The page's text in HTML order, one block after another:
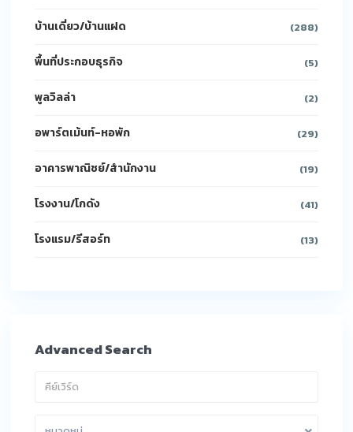
บ้านเดี่ยว/บ้านแฝด (288)
พื้นที่ประกอบธุรกิจ (5)
พูลวิลล่า (2)
อพาร์ตเม้นท์-หอพัก (29)
อาคารพาณิชย์/สำนักงาน (19)
โรงงาน/โกดัง (41)
โรงแรม/รีสอร์ท (13)
Advanced Search